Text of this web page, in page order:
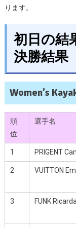
ります。
初日の
決勝結果
Women’s
順
位
選手名
1 PRIGENT
2 VUITTON
3 FUNK Ricarda